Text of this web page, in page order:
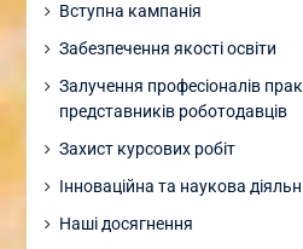
Вступна кампанія
Забезпечення якості освіти
Залучення професіоналів
представників роботодавців
Захист курсових робіт
Інноваційна та наукова
Наші досягнення